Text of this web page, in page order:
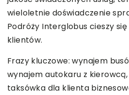
wieloletnie doświadczenie
Podróży Interglobus cieszy
klientów.
Frazy kluczowe: wynajem
wynajem autokaru z
taksówka dla klienta